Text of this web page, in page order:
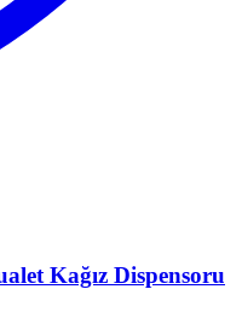
Kağız Dispensoru